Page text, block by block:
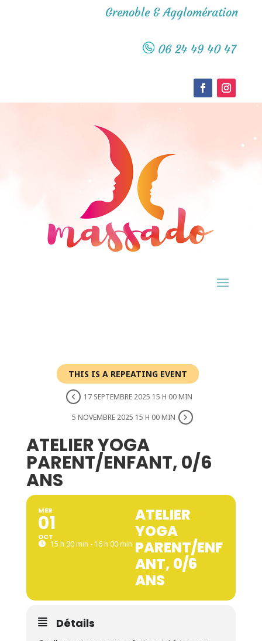
Grenoble & Agglomération
06 24 49 40 47
THIS IS A REPEATING EVENT
17 SEPTEMBRE 2025 15 H 00 MIN
5 NOVEMBRE 2025 15 H 00 MIN
ATELIER YOGA
PARENT/ENFANT, 0/6
ANS
MER
01
OCT
15 h 00 min - 16 h 00 min
ATELIER
YOGA
PARENT/ENF
ANT, 0/6
ANS
Détails